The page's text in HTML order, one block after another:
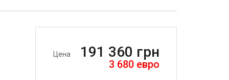
Цена 191 360 грн
3 680 евро